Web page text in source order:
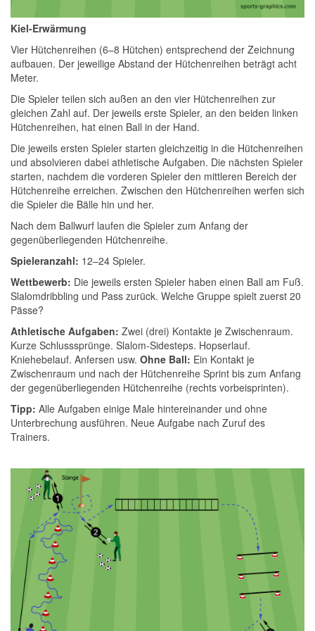
Kiel-Erwärmung
Vier Hütchenreihen (6–8 Hütchen) entsprechend der Zeichnung
aufbauen. Der jeweilige Abstand der Hütchenreihen beträgt acht
Meter.
Die Spieler teilen sich außen an den vier Hütchenreihen zur
gleichen Zahl auf. Der jeweils erste Spieler, an den beiden linken
Hütchenreihen, hat einen Ball in der Hand.
Die jeweils ersten Spieler starten gleichzeitig in die Hütchenreihen
und absolvieren dabei athletische Aufgaben. Die nächsten Spieler
starten, nachdem die vorderen Spieler den mittleren Bereich der
Hütchenreihe erreichen. Zwischen den Hütchenreihen werfen sich
die Spieler die Bälle hin und her.
Nach dem Ballwurf laufen die Spieler zum Anfang der
gegenüberliegenden Hütchenreihe.
Spieleranzahl: 12–24 Spieler.
Wettbewerb: Die jeweils ersten Spieler haben einen Ball am Fuß.
Slalomdribbling und Pass zurück. Welche Gruppe spielt zuerst 20
Pässe?
Athletische Aufgaben: Zwei (drei) Kontakte je Zwischenraum.
Kurze Schlusssprünge. Slalom-Sidesteps. Hopserlauf.
Kniehebelauf. Anfersen usw. Ohne Ball: Ein Kontakt je
Zwischenraum und nach der Hütchenreihe Sprint bis zum Anfang
der gegenüberliegenden Hütchenreihe (rechts vorbeisprinten).
Tipp: Alle Aufgaben einige Male hintereinander und ohne
Unterbrechung ausführen. Neue Aufgabe nach Zuruf des
Trainers.